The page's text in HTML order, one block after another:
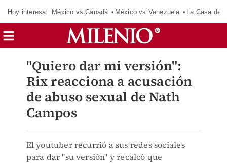
Hoy interesa: México vs Canadá México vs Venezuela La Casa de
"Quiero dar mi versión":
Rix reacciona a acusación
de abuso sexual de Nath
Campos
El youtuber recurrió a sus redes sociales
para dar "su versión" y recalcó que